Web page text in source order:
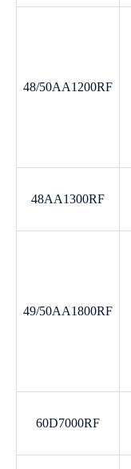
48/50AA1200RF
48AA1300RF
49/50AA1800RF
60D7000RF